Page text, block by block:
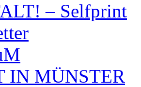
– Selfprint
IN MÜNSTER